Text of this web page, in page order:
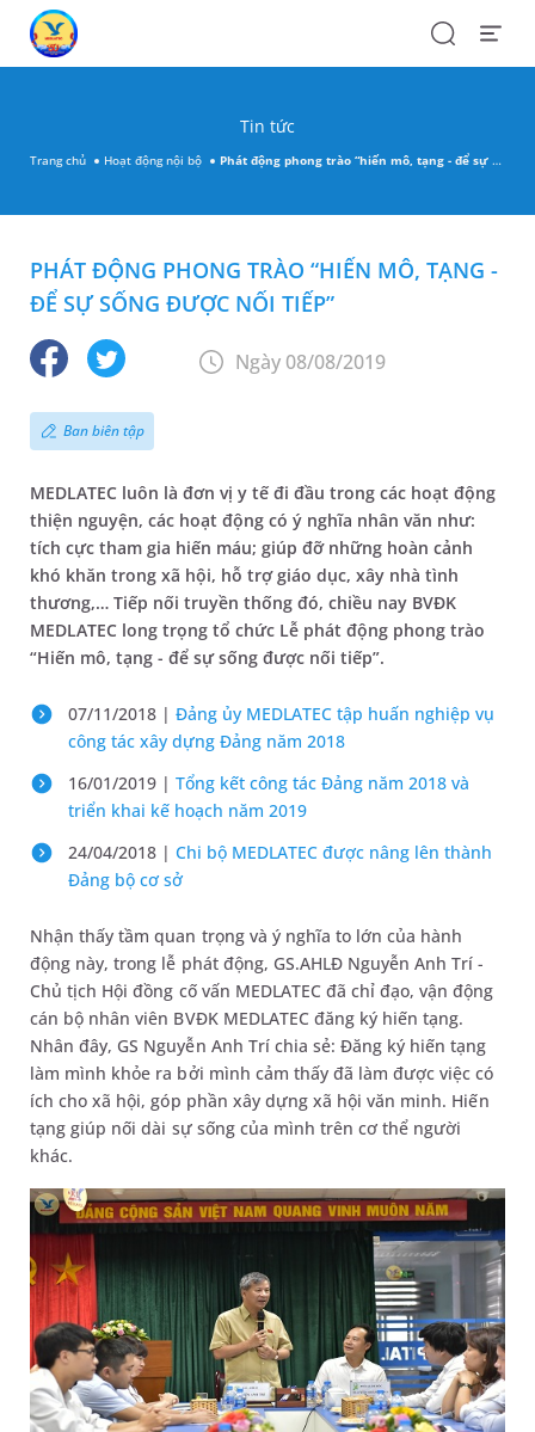
SearchOpen
Tin tức
Trang chủ Hoạt động nội bộ Phát động phong trào “hiến mô, tạng - để sự sống được nối tiếp”
PHÁT ĐỘNG PHONG TRÀO “HIẾN MÔ, TẠNG -
ĐỂ SỰ SỐNG ĐƯỢC NỐI TIẾP”
Ngày 08/08/2019
Ban biên tập
MEDLATEC luôn là đơn vị y tế đi đầu trong các hoạt động
thiện nguyện, các hoạt động có ý nghĩa nhân văn như:
tích cực tham gia hiến máu; giúp đỡ những hoàn cảnh
khó khăn trong xã hội, hỗ trợ giáo dục, xây nhà tình
thương,… Tiếp nối truyền thống đó, chiều nay BVĐK
MEDLATEC long trọng tổ chức Lễ phát động phong trào
“Hiến mô, tạng - để sự sống được nối tiếp”.
07/11/2018 | Đảng ủy MEDLATEC tập huấn nghiệp vụ
công tác xây dựng Đảng năm 2018
16/01/2019 | Tổng kết công tác Đảng năm 2018 và
triển khai kế hoạch năm 2019
24/04/2018 | Chi bộ MEDLATEC được nâng lên thành
Đảng bộ cơ sở
Nhận thấy tầm quan trọng và ý nghĩa to lớn của hành
động này, trong lễ phát động, GS.AHLĐ Nguyễn Anh Trí -
Chủ tịch Hội đồng cố vấn MEDLATEC đã chỉ đạo, vận động
cán bộ nhân viên BVĐK MEDLATEC đăng ký hiến tạng.
Nhân đây, GS Nguyễn Anh Trí chia sẻ: Đăng ký hiến tạng
làm mình khỏe ra bởi mình cảm thấy đã làm được việc có
ích cho xã hội, góp phần xây dựng xã hội văn minh. Hiến
tạng giúp nối dài sự sống của mình trên cơ thể người
khác.